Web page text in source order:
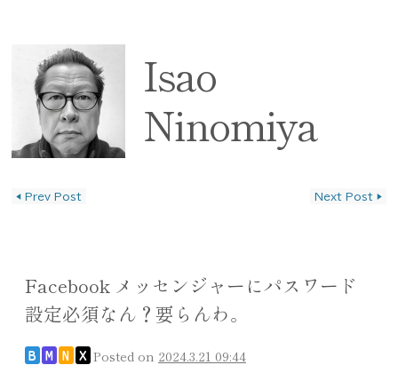
Isao
Ninomiya
◀ Prev Post Next Post ▶
Facebook メッセンジャーにパスワード
設定必須なん？要らんわ。
B M N X Posted on 2024.3.21 09:44